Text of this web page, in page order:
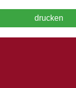
drucken